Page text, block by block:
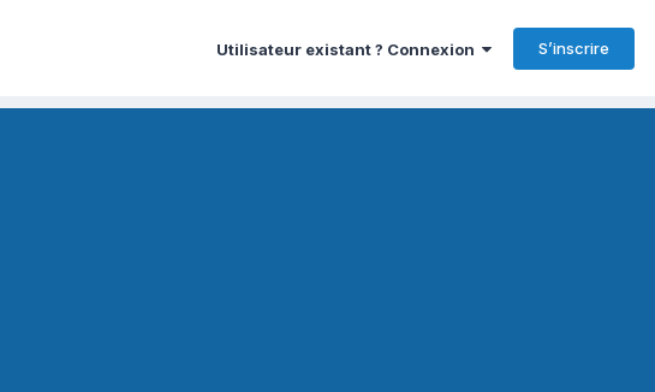
Utilisateur existant ? Connexion S’inscrire